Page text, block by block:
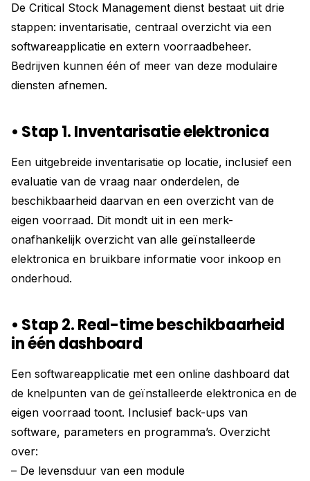
De Critical Stock Management dienst bestaat uit drie
stappen: inventarisatie, centraal overzicht via een
softwareapplicatie en extern voorraadbeheer.
Bedrijven kunnen één of meer van deze modulaire
diensten afnemen.
• Stap 1. Inventarisatie elektronica
Een uitgebreide inventarisatie op locatie, inclusief een
evaluatie van de vraag naar onderdelen, de
beschikbaarheid daarvan en een overzicht van de
eigen voorraad. Dit mondt uit in een merk-
onafhankelijk overzicht van alle geïnstalleerde
elektronica en bruikbare informatie voor inkoop en
onderhoud.
• Stap 2. Real-time beschikbaarheid
in één dashboard
Een softwareapplicatie met een online dashboard dat
de knelpunten van de geïnstalleerde elektronica en de
eigen voorraad toont. Inclusief back-ups van
software, parameters en programma’s. Overzicht
over:
– De levensduur van een module